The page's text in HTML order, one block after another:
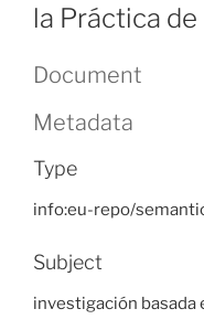
la Práctica
Document
Metadata
Type
info:eu-repo/
Subject
investigación basada